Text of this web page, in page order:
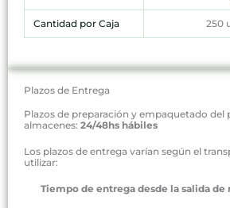
Cantidad por Caja 250
Plazos de Entrega
Plazos de preparación y empaquetado del
almacenes: 24/48hs hábiles
Los plazos de entrega varían según el
utilizar:
Tiempo de entrega desde la salida de